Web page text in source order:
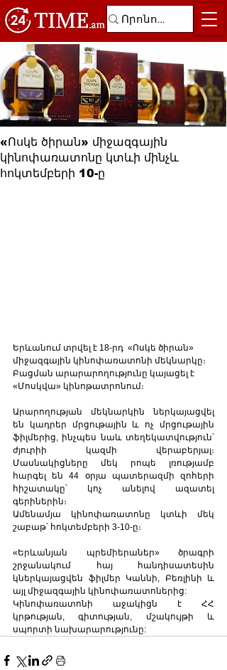
«Ոսկե ծիրան» միջազգային
կինոփառատոնը կտևի մինչև
հոկտեմբերի 10-ը
Երևանում տրվել է 18-րդ  «Ոսկե ծիրան»
միջազգային կինոփառատոնի մեկնարկը։
Բացման արարարողությունը կայացել է
«Մոսկվա» կինոթատրոնում։
Արարողության մեկնարկին ներկայացվել
են կադրեր մրցութային և ոչ մրցութային
ֆիլմերից, ինչպես նաև տեղեկատվություն՝
ժյուրիի կազմի վերաբերյալ։
Մասնակիցները մեկ րոպե լռությամբ
հարգել են 44 օրյա պատերազմի զոհերի
հիշատակը՝ կոչ անելով ազատել
գերիներին։
Ամենամյա կինոփառատոնը կտևի մեկ
շաբաթ՝ հոկտեմբերի 3-10-ը։
«Երևանյան պրեմիերաներ» ծրագրի
շրջանակում հայ հանդիսատեսին
կներկայացվեն ֆիլմեր Կաննի, Բեռլինի և
այլ միջազգային կինոփառատոներից:
Կինոփառատոնի աջակիցն է ՀՀ
կրթության, գիտության, մշակույթի և
սպորտի նախարարությունը: